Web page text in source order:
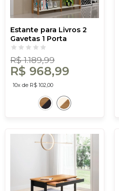
Estante para Livros 2
Gavetas 1 Porta
Industrial Off
White/Freijó - Dalla
Costa
R$ 1.189,99
R$ 968,99
10x de R$ 102,00